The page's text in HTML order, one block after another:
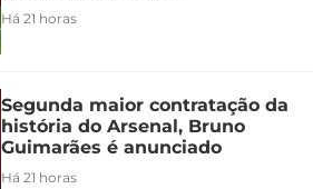
Há 21 horas
Segunda maior contratação da
história do Arsenal, Bruno
Guimarães é anunciado
Há 21 horas